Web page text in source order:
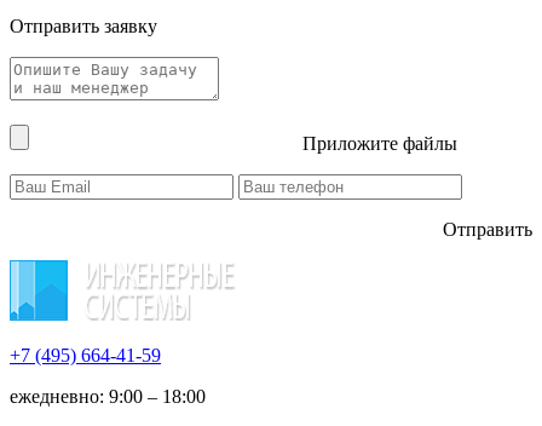
Отправить заявку
Приложите файлы
Отправить
+7 (495) 664-41-59
ежедневно: 9:00 – 18:00